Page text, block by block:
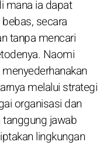
mana ia dapat
secara
tanpa mencari
Naomi
melalui strategi
organisasi dan
jawab
lingkungan